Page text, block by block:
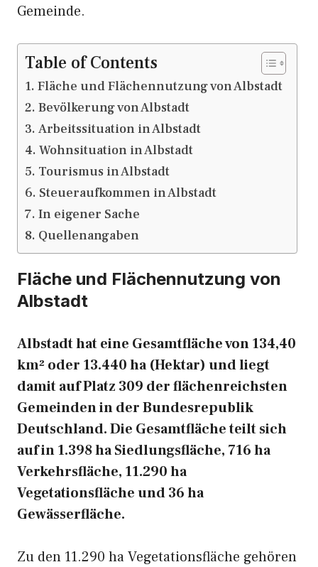
Gemeinde.
Table of Contents
Fläche und Flächennutzung von Albstadt
Bevölkerung von Albstadt
Arbeitssituation in Albstadt
Wohnsituation in Albstadt
Tourismus in Albstadt
Steueraufkommen in Albstadt
In eigener Sache
Quellenangaben
Fläche und Flächennutzung von
Albstadt
Albstadt hat eine Gesamtfläche von 134,40
km² oder 13.440 ha (Hektar) und liegt
damit auf Platz 309 der flächenreichsten
Gemeinden in der Bundesrepublik
Deutschland. Die Gesamtfläche teilt sich
auf in 1.398 ha Siedlungsfläche, 716 ha
Verkehrsfläche, 11.290 ha
Vegetationsfläche und 36 ha
Gewässerfläche.
Zu den 11.290 ha Vegetationsfläche gehören